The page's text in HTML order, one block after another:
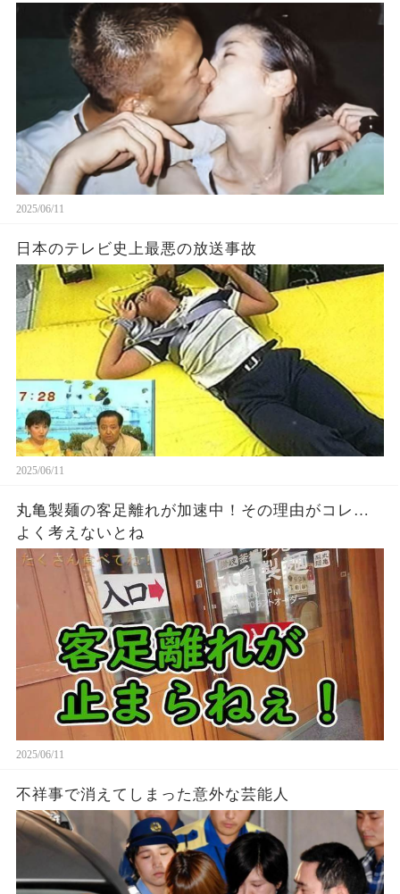
2025/06/11
日本のテレビ史上最悪の放送事故
2025/06/11
丸亀製麺の客足離れが加速中！その理由がコレ…
よく考えないとね
2025/06/11
不祥事で消えてしまった意外な芸能人